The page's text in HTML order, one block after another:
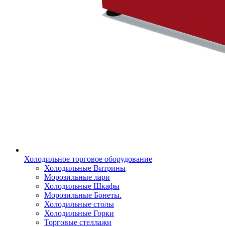
Холодильное торговое оборудование
Холодильные Витрины
Морозильные лари
Холодильные Шкафы
Морозильные Бонеты.
Холодильные столы
Холодильные Горки
Торговые стеллажи